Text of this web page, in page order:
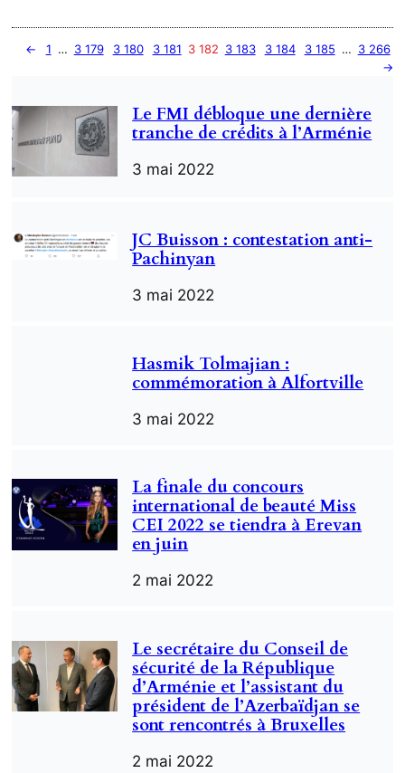
← 1 … 3 179 3 180 3 181 3 182 3 183 3 184 3 185 … 3 266
→
Le FMI débloque une dernière
tranche de crédits à l’Arménie
3 mai 2022
JC Buisson : contestation anti-
Pachinyan
3 mai 2022
Hasmik Tolmajian :
commémoration à Alfortville
3 mai 2022
La finale du concours
international de beauté Miss
CEI 2022 se tiendra à Erevan
en juin
2 mai 2022
Le secrétaire du Conseil de
sécurité de la République
d’Arménie et l’assistant du
président de l’Azerbaïdjan se
sont rencontrés à Bruxelles
2 mai 2022